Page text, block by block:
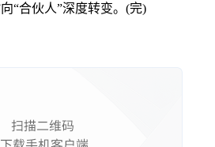
“合伙人”深度转变。(完)